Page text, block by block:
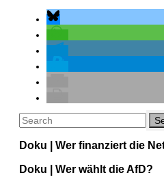
Doku | Wer finanziert die
Doku | Wer wählt die AfD?